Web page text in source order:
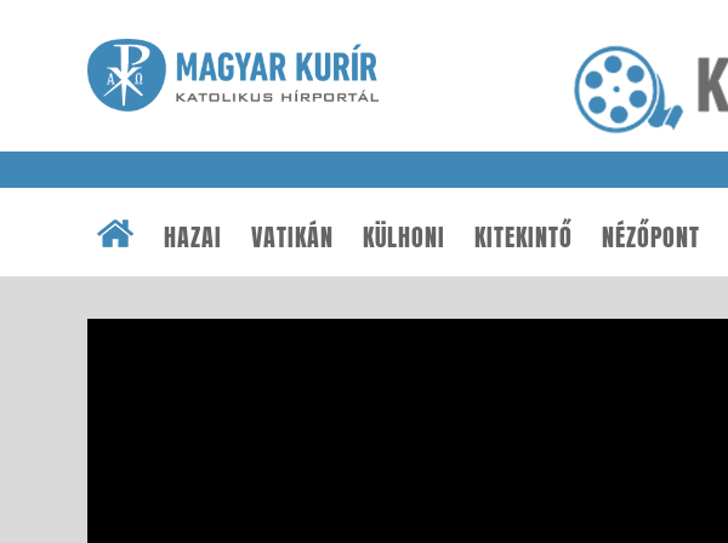
HAZAI VATIKÁN KÜLHONI KITEKINTŐ NÉZŐPONT